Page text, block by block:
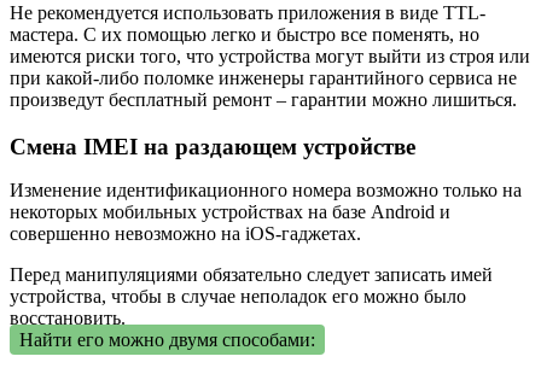
Не рекомендуется использовать приложения в виде TTL-
мастера. С их помощью легко и быстро все поменять, но
имеются риски того, что устройства могут выйти из строя или
при какой-либо поломке инженеры гарантийного сервиса не
произведут бесплатный ремонт – гарантии можно лишиться.
Смена IMEI на раздающем устройстве
Изменение идентификационного номера возможно только на
некоторых мобильных устройствах на базе Android и
совершенно невозможно на iOS-гаджетах.
Перед манипуляциями обязательно следует записать имей
устройства, чтобы в случае неполадок его можно было
восстановить.
Найти его можно двумя способами: